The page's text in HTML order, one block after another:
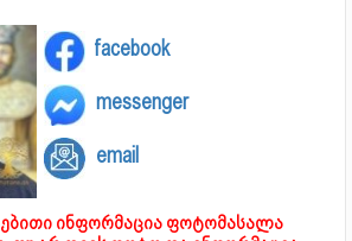
facebook
messenger
email
ინფორმაცია ფოტომასალა